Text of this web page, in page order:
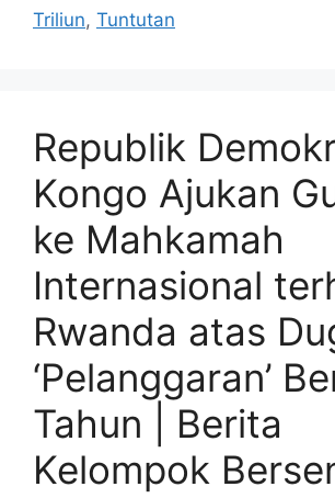
Triliun, Tuntutan
Republik
Kongo Ajukan
ke Mahkamah
Internasional
Rwanda atas
‘Pelanggaran’
Tahun | Berita
Kelompok